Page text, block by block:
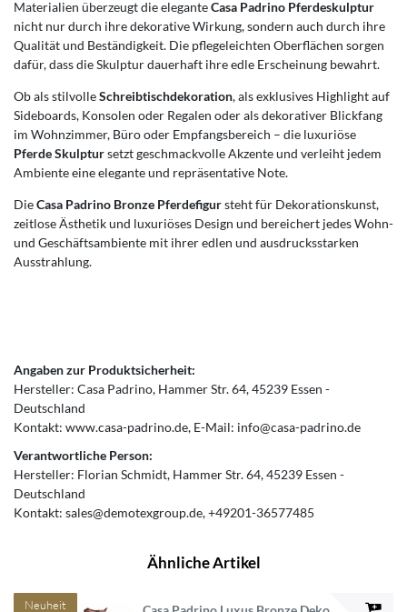
Materialien überzeugt die eleganteCasa Padrino Pferdeskulptur
nicht nur durch ihre dekorative Wirkung, sondern auch durch ihre
Qualität und Beständigkeit. Die pflegeleichten Oberflächen sorgen
dafür, dass die Skulptur dauerhaft ihre edle Erscheinung bewahrt.
Ob als stilvolleSchreibtischdekoration, als exklusives Highlight auf
Sideboards, Konsolen oder Regalen oder als dekorativer Blickfang
im Wohnzimmer, Büro oder Empfangsbereich – die luxuriöse
Pferde Skulptursetzt geschmackvolle Akzente und verleiht jedem
Ambiente eine elegante und repräsentative Note.
DieCasa Padrino Bronze Pferdefigursteht für Dekorationskunst,
zeitlose Ästhetik und luxuriöses Design und bereichert jedes Wohn-
und Geschäftsambiente mit ihrer edlen und ausdrucksstarken
Ausstrahlung.
Angaben zur Produktsicherheit:
Hersteller: Casa Padrino Hammer Str.64 45239 Essen
Deutschland
Kontakt: www.casa-padrino.de E-Mail: info@casa-padrino.de
Verantwortliche Person:
Hersteller: Florian Schmidt Hammer Str.64 45239 Essen
Deutschland
Kontakt: sales@demotexgroup.de +49201-36577485
Ähnliche Artikel
Neuheit